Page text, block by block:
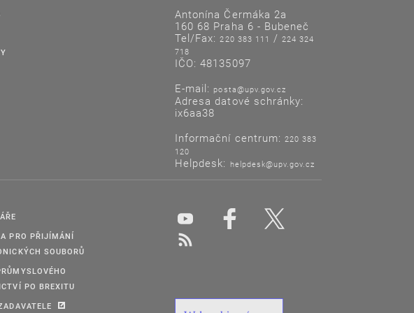
souborů pro vyjádření ochranné známky:
(platná pro podání mimo e-portál ÚPV):
Antonína Čermáka 2a
160 68 Praha 6 - Bubeneč
Tel/Fax:220 383 111 /224 324
718
IČO: 48135097
E-mail: posta@upv.gov.cz
Adresa datové schránky:
ix6aa38
Informační centrum: 220 383
120
Helpdesk: helpdesk@upv.gov.cz
PRO PŘIJÍMÁNÍ
SOUBORŮ
PO BREXITU